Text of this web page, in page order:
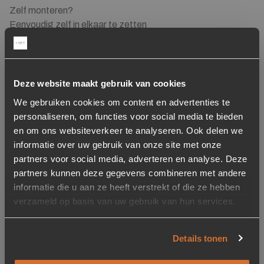
Deze website maakt gebruik van cookies
We gebruiken cookies om content en advertenties te
personaliseren, om functies voor social media te bieden
en om ons websiteverkeer te analyseren. Ook delen we
informatie over uw gebruik van onze site met onze
partners voor social media, adverteren en analyse. Deze
partners kunnen deze gegevens combineren met andere
informatie die u aan ze heeft verstrekt of die ze hebben
verzameld op basis van uw gebruik van hun services.
Details tonen
Zelf monteren?
Eenvoudig zelf in elkaar te zetten
60 cm
Breedte
Hoogte